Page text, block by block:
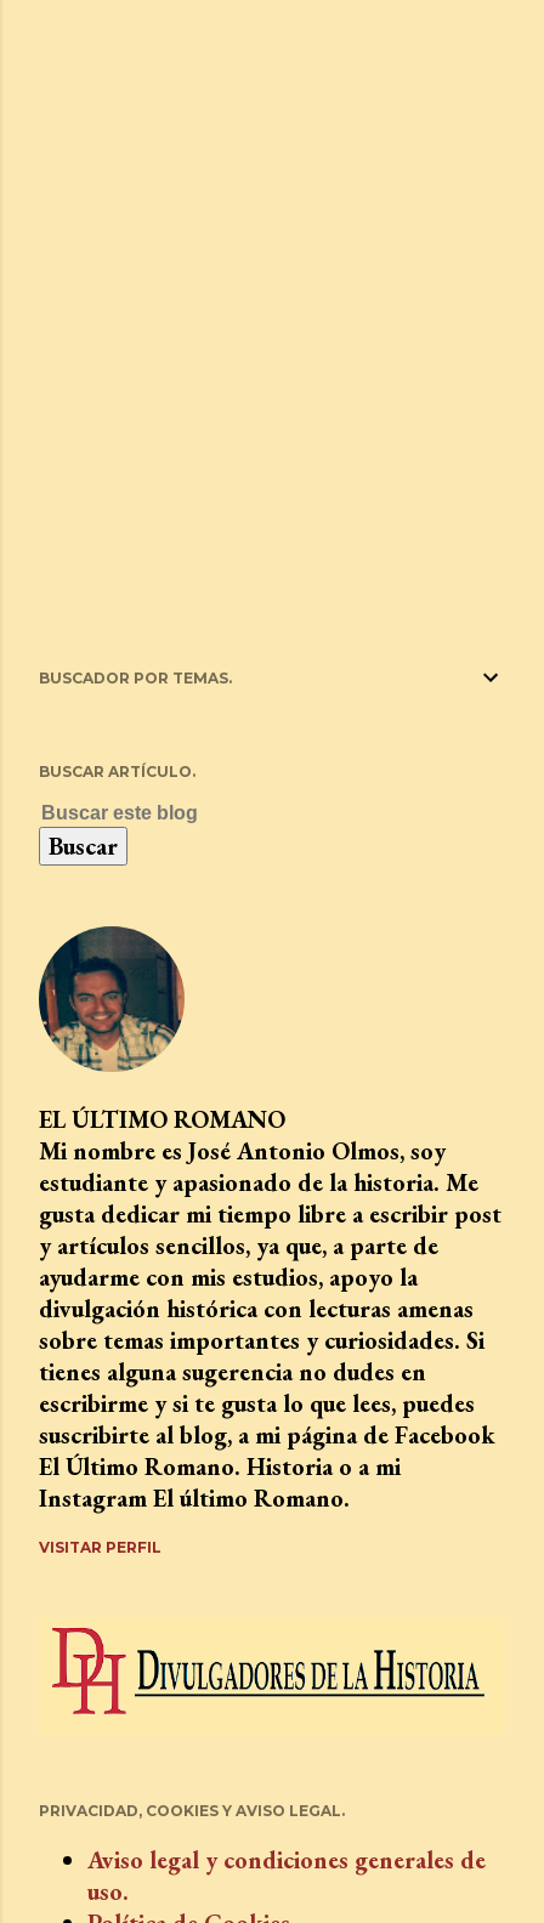
BUSCADOR POR TEMAS.
BUSCAR ARTÍCULO.
EL ÚLTIMO ROMANO
Mi nombre es José Antonio Olmos, soy
estudiante y apasionado de la historia. Me
gusta dedicar mi tiempo libre a escribir post
y artículos sencillos, ya que, a parte de
ayudarme con mis estudios, apoyo la
divulgación histórica con lecturas amenas
sobre temas importantes y curiosidades. Si
tienes alguna sugerencia no dudes en
escribirme y si te gusta lo que lees, puedes
suscribirte al blog, a mi página de Facebook
El Último Romano. Historia o a mi
Instagram El último Romano.
VISITAR PERFIL
PRIVACIDAD, COOKIES Y AVISO LEGAL.
Aviso legal y condiciones generales de
uso.